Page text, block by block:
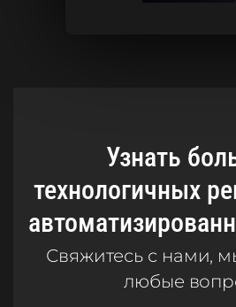
Узнать
технологичных
Свяжитесь с нами,
любые